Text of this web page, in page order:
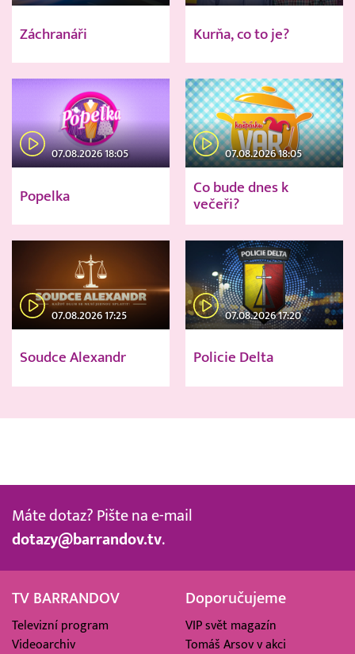
Záchranáři Kurňa, co to je?
07.08.2026 18:05
Popelka
07.08.2026 18:05
Co bude dnes k
večeři?
07.08.2026 17:25
Soudce Alexandr
07.08.2026 17:20
Policie Delta
Máte dotaz? Pište na e-mail
dotazy@barrandov.tv.
TV BARRANDOV
Televizní program
Videoarchiv
Doporučujeme
VIP svět magazín
Tomáš Arsov v akci